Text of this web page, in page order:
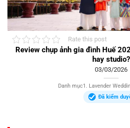
Rate this post
Review chụp ảnh gia đình Huế
hay studio?
03/03/2026
Danh mục1. Lavender
Đã kiểm